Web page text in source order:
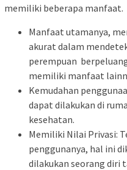
memiliki beberapa manfaat.
Manfaat utamanya,
akurat dalam
perempuan
memiliki manfaat
Kemudahan
dapat dilakukan di
kesehatan.
Memiliki Nilai Privasi:
penggunanya, hal ini
dilakukan seorang diri